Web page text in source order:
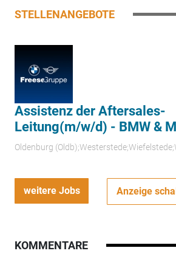
STELLENANGEBOTE
Assistenz der Aftersales-
Leitung(m/w/d) - BMW &
Oldenburg
weitere Jobs Anzeige
KOMMENTARE